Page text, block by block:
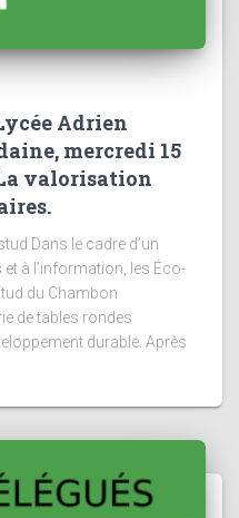
Adrien
mercredi 15
valorisation
Dans le cadre d’un
à l’information, les Éco-
du Chambon
de tables rondes
durable. Après